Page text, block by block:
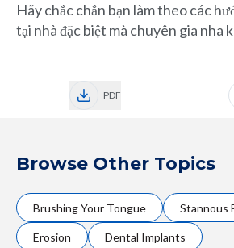
Hãy chắc chắn bạn làm theo các
tại nhà đặc biệt mà chuyên gia nha
PDF
Browse Other Topics
Brushing Your Tongue Stannous
Erosion Dental Implants